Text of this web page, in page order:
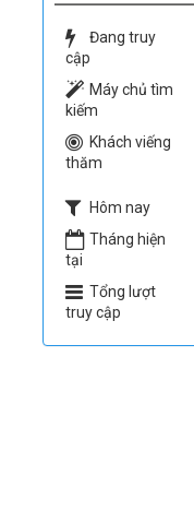
Đang truy
cập
Máy chủ tìm
kiếm
Khách viếng
thăm
Hôm nay
Tháng hiện
tại
Tổng lượt
truy cập